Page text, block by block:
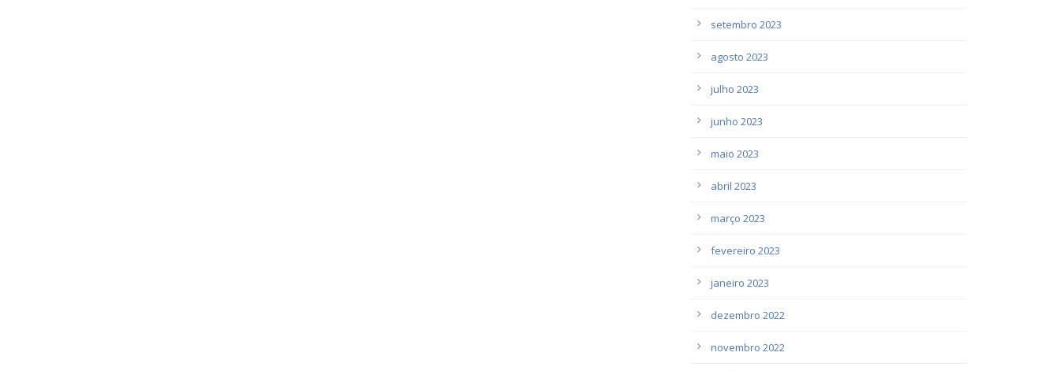
setembro 2023
agosto 2023
julho 2023
junho 2023
maio 2023
abril 2023
março 2023
fevereiro 2023
janeiro 2023
dezembro 2022
novembro 2022